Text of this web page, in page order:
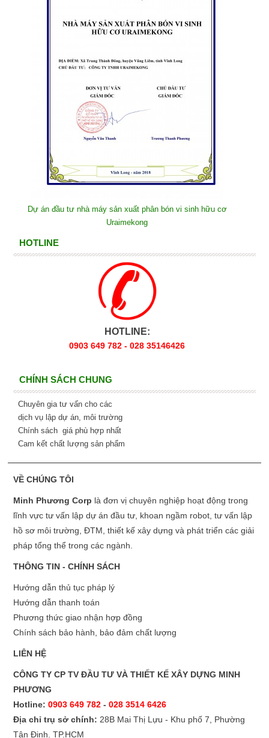
Dự án đầu tư nhà máy sản xuất phân bón vi sinh hữu cơ
Uraimekong
HOTLINE
HOTLINE:
0903 649 782 - 028 35146426
CHÍNH SÁCH CHUNG
Chuyên gia tư vấn cho các
dịch vụ lập dự án, môi trường
Chính sách giá phù hợp nhất
Cam kết chất lượng sản phẩm
VỀ CHÚNG TÔI
Minh Phương Corp là đơn vị chuyên nghiệp hoạt động trong
lĩnh vực tư vấn lập dự án đầu tư, khoan ngầm robot, tư vấn lập
hồ sơ môi trường, ĐTM, thiết kế xây dựng và phát triển các giải
pháp tổng thể trong các ngành.
THÔNG TIN - CHÍNH SÁCH
Hướng dẫn thủ tục pháp lý
Hướng dẫn thanh toán
Phương thức giao nhận hợp đồng
Chính sách bảo hành, bảo đảm chất lượng
LIÊN HỆ
CÔNG TY CP TV ĐẦU TƯ VÀ THIẾT KẾ XÂY DỰNG MINH
PHƯƠNG
Hotline: 0903 649 782- 028 3514 6426
Địa chỉ trụ sở chính: 28B Mai Thị Lựu - Khu phố 7, Phường
Tân Định. TP.HCM